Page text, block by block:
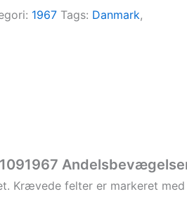
1967 Tags: Danmark,
Krævede felter er markeret med